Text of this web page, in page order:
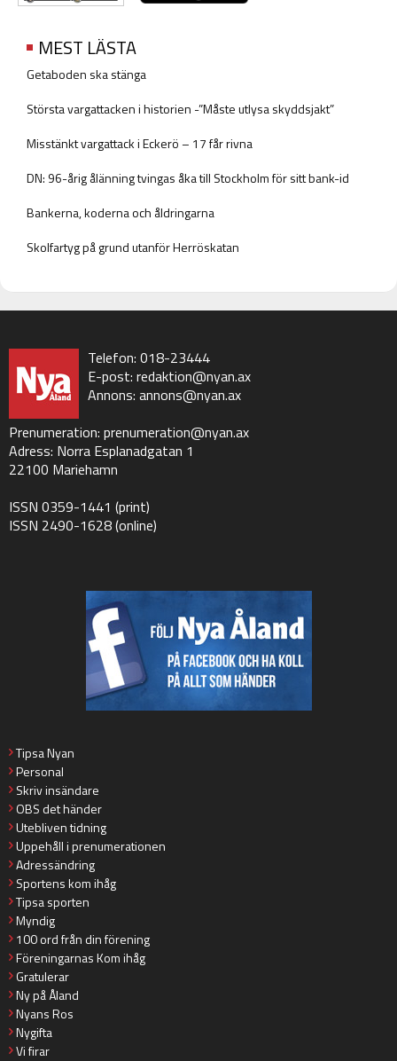
MEST LÄSTA
Getaboden ska stänga
Största vargattacken i historien -”Måste utlysa skyddsjakt”
Misstänkt vargattack i Eckerö – 17 får rivna
DN: 96-årig ålänning tvingas åka till Stockholm för sitt bank-id
Bankerna, koderna och åldringarna
Skolfartyg på grund utanför Herröskatan
Telefon: 018-23444
E-post: redaktion@nyan.ax
Annons: annons@nyan.ax
Prenumeration: prenumeration@nyan.ax
Adress: Norra Esplanadgatan 1
22100 Mariehamn
ISSN 0359-1441 (print)
ISSN 2490-1628 (online)
Tipsa Nyan
Personal
Skriv insändare
OBS det händer
Utebliven tidning
Uppehåll i prenumerationen
Adressändring
Sportens kom ihåg
Tipsa sporten
Myndig
100 ord från din förening
Föreningarnas Kom ihåg
Gratulerar
Ny på Åland
Nyans Ros
Nygifta
Vi firar